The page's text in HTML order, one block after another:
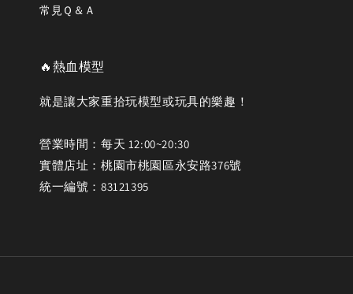
常見Ｑ＆Ａ
🔥熱血模型
就是讓大家重拾玩模型或玩具的樂趣！
營業時間：每天 12:00~20:30
實體店址：桃園市桃園區永安路376號
統一編號：83121395